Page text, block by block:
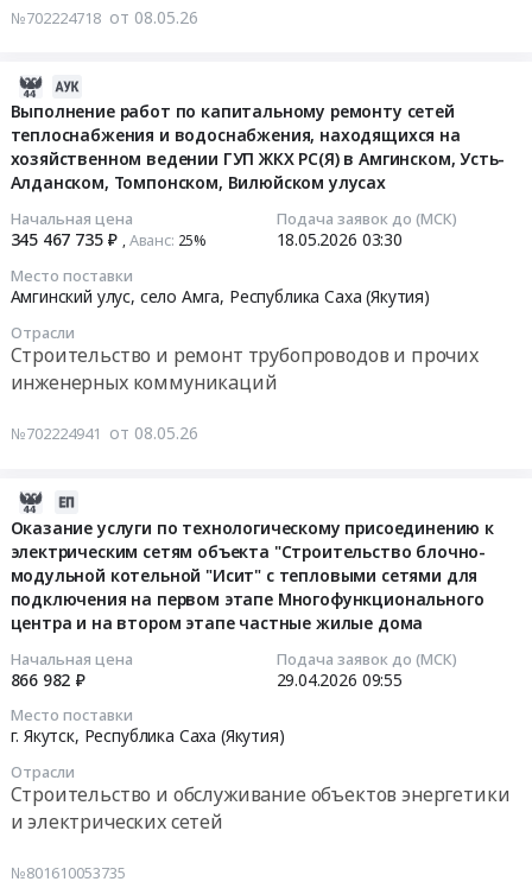
,
№702224718 от 08.05.26
,
,
Выполнение работ по капитальному ремонту сетей
теплоснабжения и водоснабжения, находящихся на
хозяйственном ведении ГУП ЖКХ РС(Я) в Амгинском, Усть-
Алданском, Томпонском, Вилюйском улусах
Начальная цена
345 467 735 ₽ Аванс: 25%‍
Подача заявок до (МСК)
18.05.2026 03:30
Место поставки
Амгинский улус, село Амга, Республика Саха (Якутия)
Отрасли
Строительство и ремонт трубопроводов и прочих
инженерных коммуникаций
№702224941 от 08.05.26
Оказание услуги по технологическому присоединению к
электрическим сетям объекта "Строительство блочно-
модульной котельной "Исит" с тепловыми сетями для
подключения на первом этапе Многофункционального
центра и на втором этапе частные жилые дома
Начальная цена
866 982 ₽
Подача заявок до (МСК)
29.04.2026 09:55
Место поставки
г. Якутск, Республика Саха (Якутия)
Отрасли
Строительство и обслуживание объектов энергетики
и электрических сетей
№801610053735